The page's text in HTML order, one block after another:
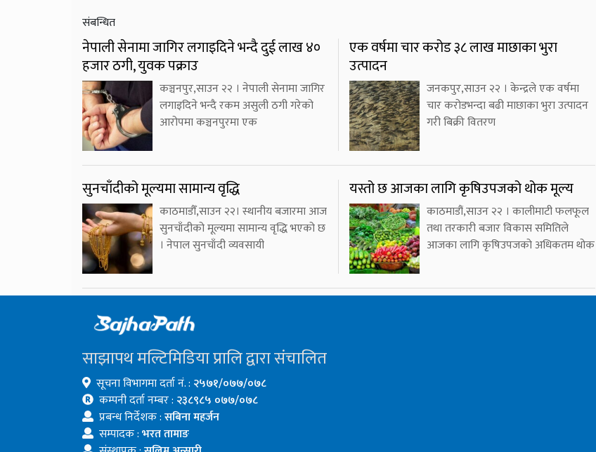
संबन्धित
नेपाली सेनामा जागिर लगाइदिने भन्दै दुई लाख ४०
हजार ठगी, युवक पक्राउ
कञ्चनपुर,साउन २२ । नेपाली सेनामा जागिर
लगाइदिने भन्दै रकम असुली ठगी गरेको
आरोपमा कञ्चनपुरमा एक
एक वर्षमा चार करोड ३८ लाख माछाका भुरा
उत्पादन
जनकपुर,साउन २२ । केन्द्रले एक वर्षमा
चार करोडभन्दा बढी माछाका भुरा उत्पादन
गरी बिक्री वितरण
सुनचाँदीको मूल्यमा सामान्य वृद्धि
काठमाडौँ,साउन २२। स्थानीय बजारमा आज
सुनचाँदीको मूल्यमा सामान्य वृद्धि भएको छ
। नेपाल सुनचाँदी व्यवसायी
यस्तो छ आजका लागि कृषिउपजको थोक मूल्य
काठमाडौं,साउन २२ । कालीमाटी फलफूल
तथा तरकारी बजार विकास समितिले
आजका लागि कृषिउपजको अधिकतम थोक
साझापथ मल्टिमिडिया प्रालि द्वारा संचालित
सूचना विभागमा दर्ता नं. : २५७१/०७७/०७८
कम्पनी दर्ता नम्बर : २३८९८५ ०७७/०७८
प्रबन्ध निर्देशक :सबिना महर्जन
सम्पादक :भरत तामाङ